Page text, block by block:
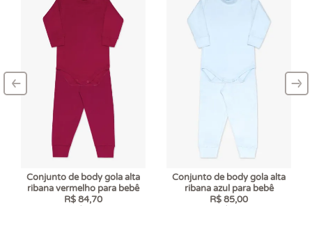
Conjunto de body gola alta
ribana vermelho para bebê
R$ 84,70
Conjunto de body gola alta
ribana azul para bebê
R$ 85,00
–
‹ –
›